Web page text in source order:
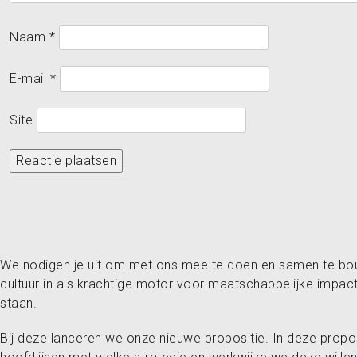
Naam *
E-mail *
Site
We nodigen je uit om met ons mee te doen en samen te
cultuur in als krachtige motor voor maatschappelijke
staan.
Bij deze lanceren we onze nieuwe propositie. In deze